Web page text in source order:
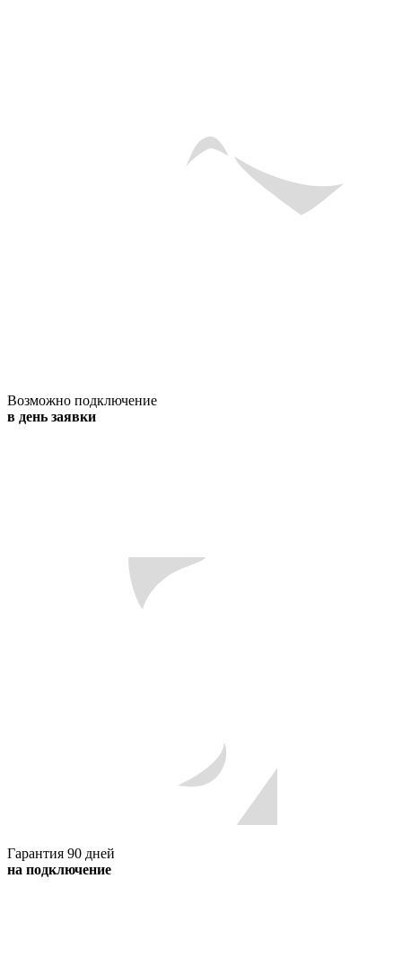
Возможно подключение
в день заявки
Гарантия 90 дней
на подключение